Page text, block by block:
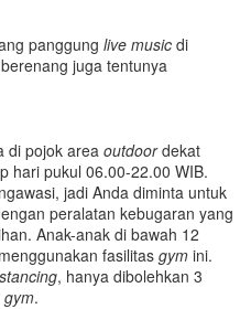
panggung live music di
juga tentunya
di pojok area outdoordekat
hari pukul 06.00-22.00 WIB.
jadi Anda diminta untuk
peralatan kebugaran yang
Anak-anak di bawah 12
fasilitas gym ini.
, hanya dibolehkan 3
gym.